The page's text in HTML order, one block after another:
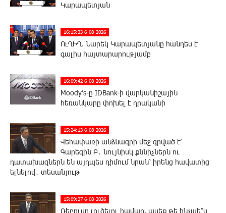
Կարապետյան
16:15:33 6-08-2026
ՈւՂԻՂ. Նարեկ Կարապետյանը հանդես է
գալիս հայտարարությամբ
16:09:42 6-08-2026
Moody’s-ը IDBank-ի վարկանիշային
հեռանկարը փոխել է դրականի
15:24:13 6-08-2026
Վեհափառի անձնագրի մեջ գրված է՝
Գարեգին Բ․ նույնիսկ քննիչներն ու
դատախազներն են այդպես դիմում նրան՝ իրենց հավատից
ելնելով․ տեսանյութ
15:09:27 6-08-2026
Ռեբուսը լուծելու համար, ասեք թե ինչպե՞ս